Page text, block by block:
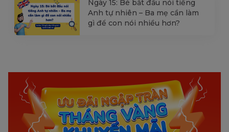
Ngày 15: Bé bắt đầu nói tiếng
Anh tự nhiên – Ba mẹ cần làm
gì để con nói nhiều hơn?